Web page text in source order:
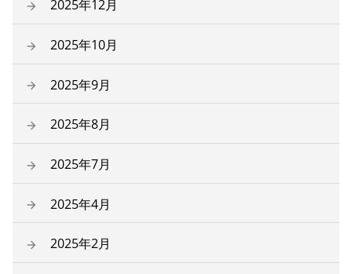
2025年12月
2025年10月
2025年9月
2025年8月
2025年7月
2025年4月
2025年2月